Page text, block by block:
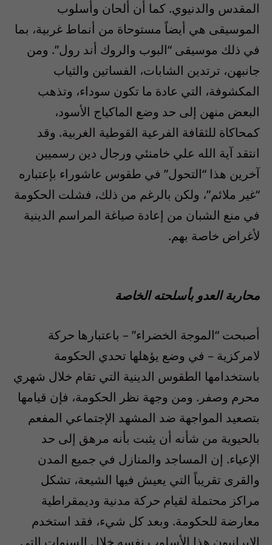
المقدس والدنيوي. كما أن ألحان وأسلوب
الموسيقى هي أيضاً مستوحاة من أنماط غربية، بما
في ذلك موسيقى “البوب والروك أند رول”. ومن
جانبهن، ترتدين الشابات، الفساتين والثياب
المكشوفة، التي عادة ما تكون سوداء، وتذهب
البعض منهن إلى حد وضع الماكياج الأسود،
كمحاكاة للثقافة الفرعية القوطية الغربية. وقد
انتقد آية الله علي خامنئي ورجال دين رسميين
آخرين هذا “التحول” في طقوس عاشوراء بإعتباره
“غير ملائم”، ولكن بالرغم من ذلك، فشلت الحكومة
في منع الشبان من إعادة صياغة المراسم الدينية
لأغراض خاصة بهم.
محاربة العدو بأسلحته الخاصة
أصبحت “الموجة الخضراء” – باعتبارها حركة
لامركزية – في وضع يؤهلها تحدي الحكومة
باستخدامها الطقوس الدينية التي تقام خلال شهري
محرم وصفر. ومن وجهة نظر الحكومة، فإن قيامها
بتصعيد المواجهة ضد المشهد الإجتماعي المفعم
بالحيوية من شأنه أن يثبت بأنه مرهق إلى حد
الإعياء. إن المساجد والمنازل في جميع المدن
والقرى تقريباً التي يعيش فيها الشيعة، تشكل
مراكز محتملة لقيام حركة مدنية وديمقراطية
معارضة للحكومة. وبعد كل شيء، فقد استخدم